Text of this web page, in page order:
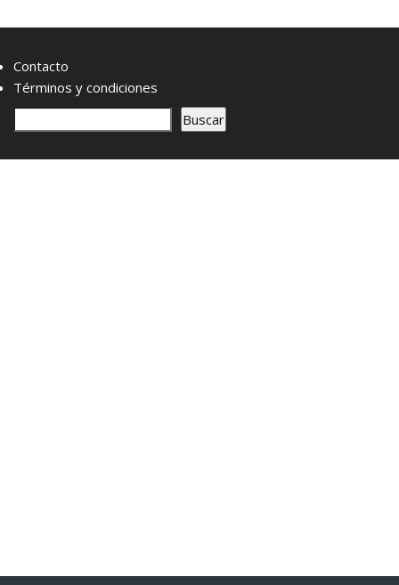
Contacto
Términos y condiciones
s
Buscar